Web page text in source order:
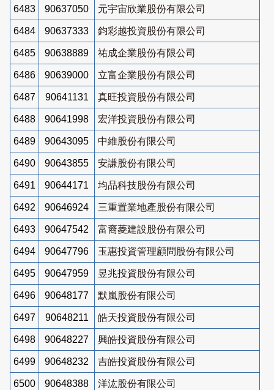
6483 90637050 元宇宙欣業股份有限公司
6484 90637333 鈞彩越投資股份有限公司
6485 90638889 祐成企業股份有限公司
6486 90639000 立富企業股份有限公司
6487 90641131 真旺投資股份有限公司
6488 90641998 宏洋投資股份有限公司
6489 90643095 中維股份有限公司
6490 90643855 安謙股份有限公司
6491 90644171 均品科技股份有限公司
6492 90646924 三重置業地產股份有限公司
6493 90647542 富裔菱建設股份有限公司
6494 90647796 玉惠投資管理顧問股份有限公司
6495 90647959 昱兆投資股份有限公司
6496 90648177 默嵐股份有限公司
6497 90648211 皓天投資股份有限公司
6498 90648227 興皓投資股份有限公司
6499 90648232 吉皓投資股份有限公司
6500 90648388
洋汯股份有限公司